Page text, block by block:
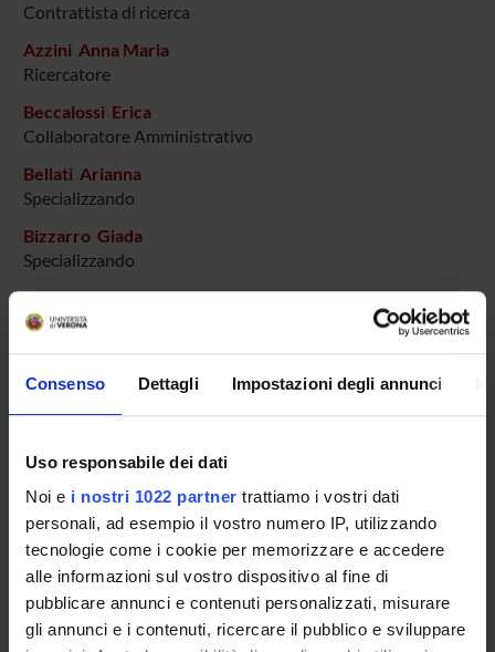
Consenso Dettagli Impostazioni degli annunci
Uso responsabile dei dati
Noi e i nostri 1022 partner trattiamo i vostri dati
personali, ad esempio il vostro numero IP, utilizzando
tecnologie come i cookie per memorizzare e accedere
alle informazioni sul vostro dispositivo al fine di
pubblicare annunci e contenuti personalizzati, misurare
gli annunci e i contenuti, ricercare il pubblico e sviluppare
Contrattista di ricerca
Azzini Anna Maria
Ricercatore
Beccalossi Erica
Collaboratore Amministrativo
Bellati Arianna
Specializzando
Bizzarro Giada
Specializzando
Bottarel Elena
Specializzando
Carrara Elena
Professore associato
Cichellero Elena
Incaricato alla ricerca
Conti Michela
Ricercatore
Curro' Ilaria
Tecnico-Amministrativo